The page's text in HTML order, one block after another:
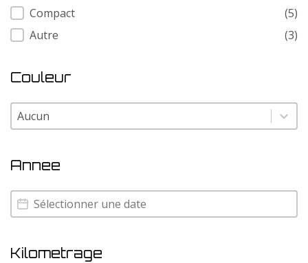
Compact
(5)
Autre
(3)
Couleur
Couleur
Couleur
Annee
Annee
Annee
Kilometrage